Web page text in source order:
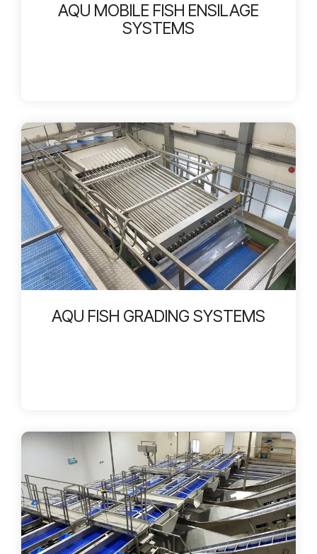
AQU MOBILE FISH ENSILAGE
SYSTEMS
AQU FISH GRADING SYSTEMS